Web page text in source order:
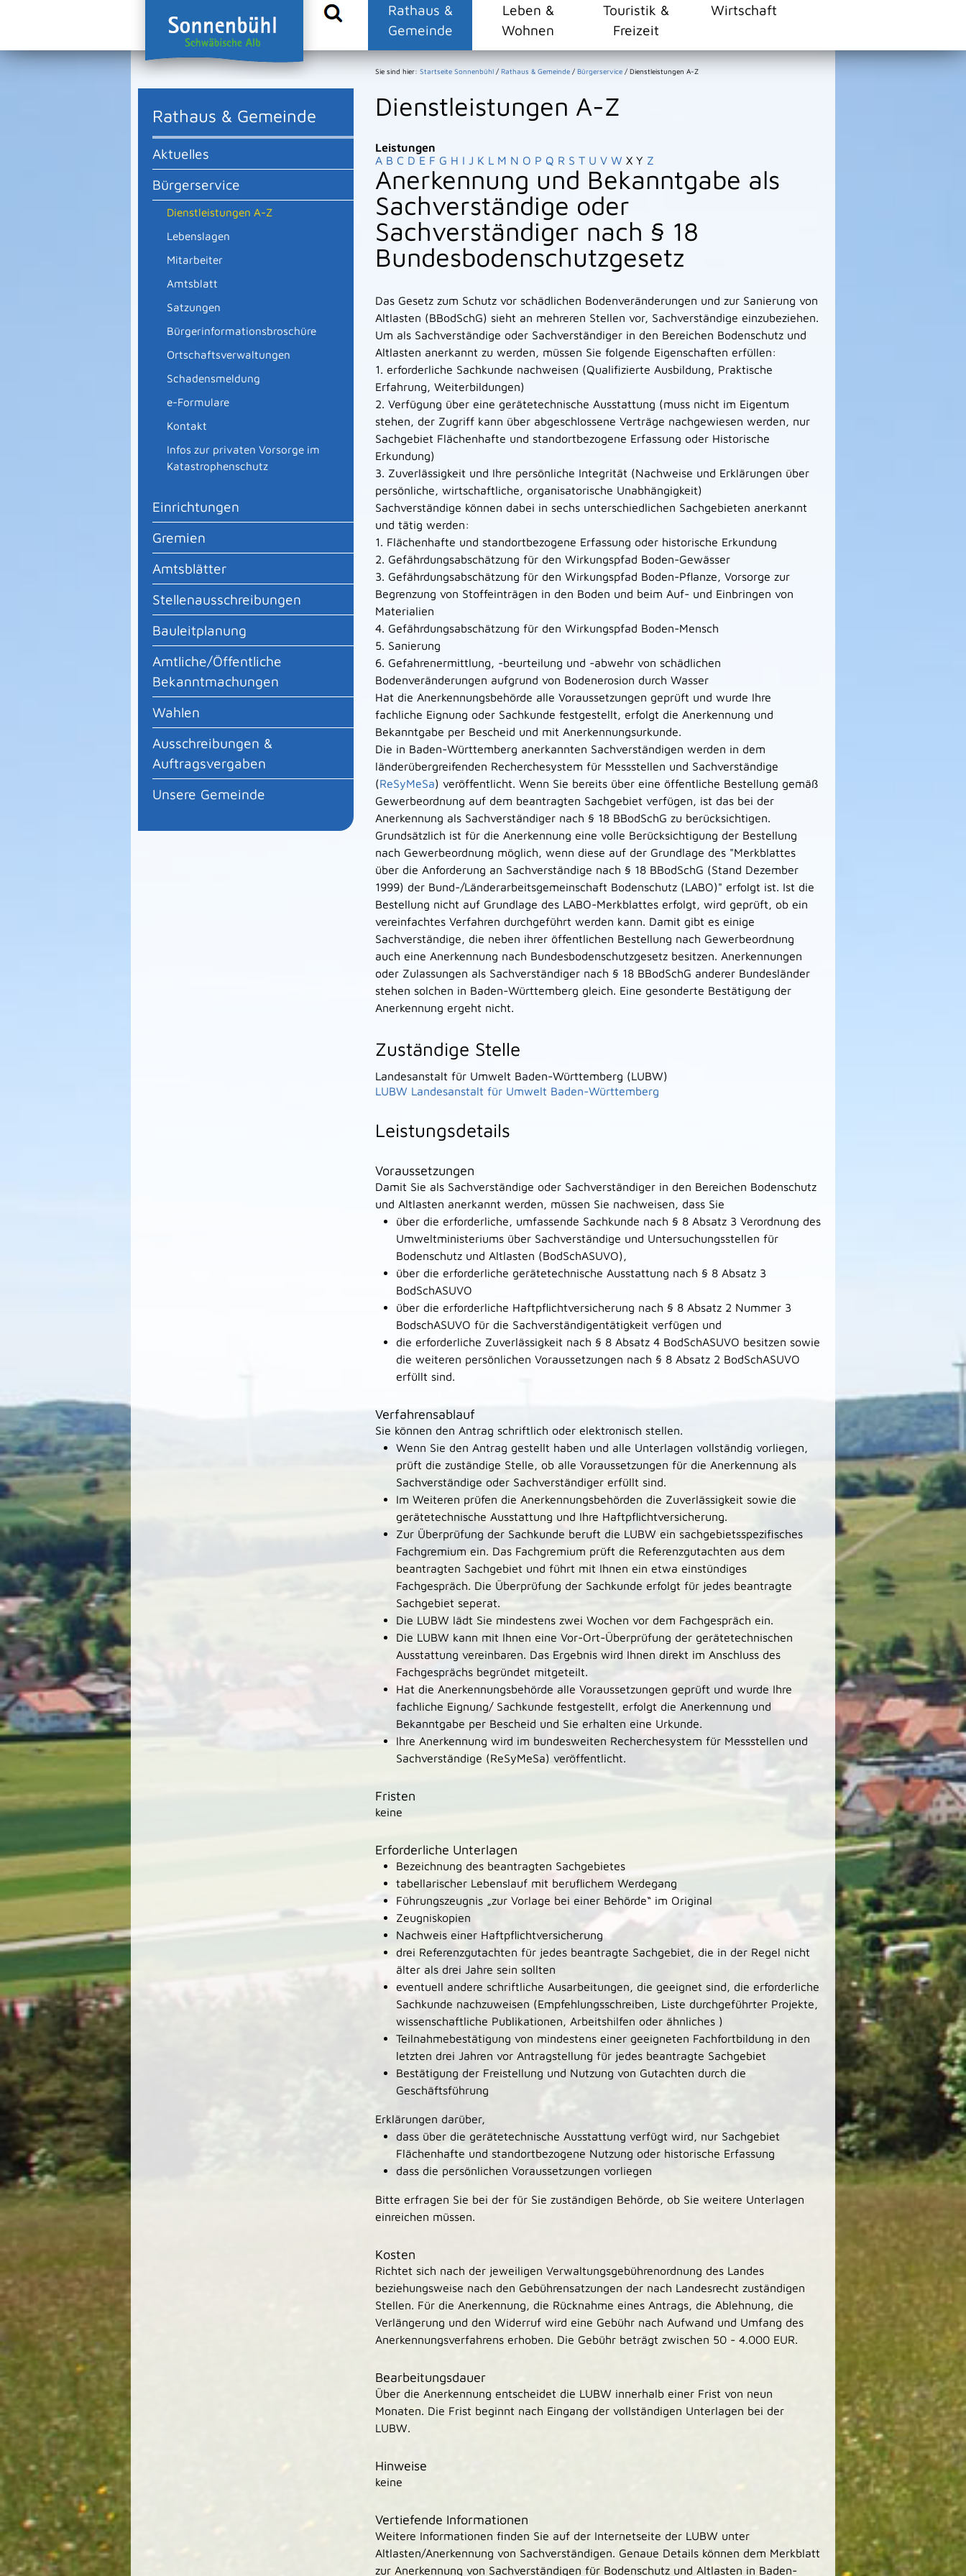
Rathaus &
Gemeinde
Leben &
Wohnen
Touristik &
Freizeit
Wirtschaft
Rathaus & Gemeinde
Aktuelles
Bürgerservice
Dienstleistungen A-Z
Lebenslagen
Mitarbeiter
Amtsblatt
Satzungen
Bürgerinformationsbroschüre
Ortschaftsverwaltungen
Schadensmeldung
e-Formulare
Kontakt
Infos zur privaten Vorsorge im
Katastrophenschutz
Einrichtungen
Gremien
Amtsblätter
Stellenausschreibungen
Bauleitplanung
Amtliche/Öffentliche
Bekanntmachungen
Wahlen
Ausschreibungen &
Auftragsvergaben
Unsere Gemeinde
Sie sind hier: Startseite Sonnenbühl / Rathaus & Gemeinde / Bürgerservice / Dienstleistungen A-Z
Dienstleistungen A-Z
Leistungen
A B C D E F G H I J K L M N O P Q R S T U V W X Y Z
Anerkennung und Bekanntgabe als
Sachverständige oder
Sachverständiger nach § 18
Bundesbodenschutzgesetz
Das Gesetz zum Schutz vor schädlichen Bodenveränderungen und zur Sanierung von
Altlasten (BBodSchG) sieht an mehreren Stellen vor, Sachverständige einzubeziehen.
Um als Sachverständige oder Sachverständiger in den Bereichen Bodenschutz und
Altlasten anerkannt zu werden, müssen Sie folgende Eigenschaften erfüllen:
1. erforderliche Sachkunde nachweisen (Qualifizierte Ausbildung, Praktische
Erfahrung, Weiterbildungen)
2. Verfügung über eine gerätetechnische Ausstattung (muss nicht im Eigentum
stehen, der Zugriff kann über abgeschlossene Verträge nachgewiesen werden, nur
Sachgebiet Flächenhafte und standortbezogene Erfassung oder Historische
Erkundung)
3. Zuverlässigkeit und Ihre persönliche Integrität (Nachweise und Erklärungen über
persönliche, wirtschaftliche, organisatorische Unabhängigkeit)
Sachverständige können dabei in sechs unterschiedlichen Sachgebieten anerkannt
und tätig werden:
1. Flächenhafte und standortbezogene Erfassung oder historische Erkundung
2. Gefährdungsabschätzung für den Wirkungspfad Boden-Gewässer
3. Gefährdungsabschätzung für den Wirkungspfad Boden-Pflanze, Vorsorge zur
Begrenzung von Stoffeinträgen in den Boden und beim Auf- und Einbringen von
Materialien
4. Gefährdungsabschätzung für den Wirkungspfad Boden-Mensch
5. Sanierung
6. Gefahrenermittlung, -beurteilung und -abwehr von schädlichen
Bodenveränderungen aufgrund von Bodenerosion durch Wasser
Hat die Anerkennungsbehörde alle Voraussetzungen geprüft und wurde Ihre
fachliche Eignung oder Sachkunde festgestellt, erfolgt die Anerkennung und
Bekanntgabe per Bescheid und mit Anerkennungsurkunde.
Die in Baden-Württemberg anerkannten Sachverständigen werden in dem
länderübergreifenden Recherchesystem für Messstellen und Sachverständige
(ReSyMeSa) veröffentlicht. Wenn Sie bereits über eine öffentliche Bestellung gemäß
Gewerbeordnung auf dem beantragten Sachgebiet verfügen, ist das bei der
Anerkennung als Sachverständiger nach § 18 BBodSchG zu berücksichtigen.
Grundsätzlich ist für die Anerkennung eine volle Berücksichtigung der Bestellung
nach Gewerbeordnung möglich, wenn diese auf der Grundlage des "Merkblattes
über die Anforderung an Sachverständige nach § 18 BBodSchG (Stand Dezember
1999) der Bund-/Länderarbeitsgemeinschaft Bodenschutz (LABO)" erfolgt ist. Ist die
Bestellung nicht auf Grundlage des LABO-Merkblattes erfolgt, wird geprüft, ob ein
vereinfachtes Verfahren durchgeführt werden kann. Damit gibt es einige
Sachverständige, die neben ihrer öffentlichen Bestellung nach Gewerbeordnung
auch eine Anerkennung nach Bundesbodenschutzgesetz besitzen. Anerkennungen
oder Zulassungen als Sachverständiger nach § 18 BBodSchG anderer Bundesländer
stehen solchen in Baden-Württemberg gleich. Eine gesonderte Bestätigung der
Anerkennung ergeht nicht.
Zuständige Stelle
Landesanstalt für Umwelt Baden-Württemberg (LUBW)
LUBW Landesanstalt für Umwelt Baden-Württemberg
Leistungsdetails
Voraussetzungen
Damit Sie als Sachverständige oder Sachverständiger in den Bereichen Bodenschutz
und Altlasten anerkannt werden, müssen Sie nachweisen, dass Sie
über die erforderliche, umfassende Sachkunde nach § 8 Absatz 3 Verordnung des
Umweltministeriums über Sachverständige und Untersuchungsstellen für
Bodenschutz und Altlasten (BodSchASUVO),
über die erforderliche gerätetechnische Ausstattung nach § 8 Absatz 3
BodSchASUVO
über die erforderliche Haftpflichtversicherung nach § 8 Absatz 2 Nummer 3
BodschASUVO für die Sachverständigentätigkeit verfügen und
die erforderliche Zuverlässigkeit nach § 8 Absatz 4 BodSchASUVO besitzen sowie
die weiteren persönlichen Voraussetzungen nach § 8 Absatz 2 BodSchASUVO
erfüllt sind.
Verfahrensablauf
Sie können den Antrag schriftlich oder elektronisch stellen.
Wenn Sie den Antrag gestellt haben und alle Unterlagen vollständig vorliegen,
prüft die zuständige Stelle, ob alle Voraussetzungen für die Anerkennung als
Sachverständige oder Sachverständiger erfüllt sind.
Im Weiteren prüfen die Anerkennungsbehörden die Zuverlässigkeit sowie die
gerätetechnische Ausstattung und Ihre Haftpflichtversicherung.
Zur Überprüfung der Sachkunde beruft die LUBW ein sachgebietsspezifisches
Fachgremium ein. Das Fachgremium prüft die Referenzgutachten aus dem
beantragten Sachgebiet und führt mit Ihnen ein etwa einstündiges
Fachgespräch. Die Überprüfung der Sachkunde erfolgt für jedes beantragte
Sachgebiet seperat.
Die LUBW lädt Sie mindestens zwei Wochen vor dem Fachgespräch ein.
Die LUBW kann mit Ihnen eine Vor-Ort-Überprüfung der gerätetechnischen
Ausstattung vereinbaren. Das Ergebnis wird Ihnen direkt im Anschluss des
Fachgesprächs begründet mitgeteilt.
Hat die Anerkennungsbehörde alle Voraussetzungen geprüft und wurde Ihre
fachliche Eignung/ Sachkunde festgestellt, erfolgt die Anerkennung und
Bekanntgabe per Bescheid und Sie erhalten eine Urkunde.
Ihre Anerkennung wird im bundesweiten Recherchesystem für Messstellen und
Sachverständige (ReSyMeSa) veröffentlicht.
Fristen
keine
Erforderliche Unterlagen
Bezeichnung des beantragten Sachgebietes
tabellarischer Lebenslauf mit beruflichem Werdegang
Führungszeugnis „zur Vorlage bei einer Behörde“ im Original
Zeugniskopien
Nachweis einer Haftpflichtversicherung
drei Referenzgutachten für jedes beantragte Sachgebiet, die in der Regel nicht
älter als drei Jahre sein sollten
eventuell andere schriftliche Ausarbeitungen, die geeignet sind, die erforderliche
Sachkunde nachzuweisen (Empfehlungsschreiben, Liste durchgeführter Projekte,
wissenschaftliche Publikationen, Arbeitshilfen oder ähnliches )
Teilnahmebestätigung von mindestens einer geeigneten Fachfortbildung in den
letzten drei Jahren vor Antragstellung für jedes beantragte Sachgebiet
Bestätigung der Freistellung und Nutzung von Gutachten durch die
Geschäftsführung
Erklärungen darüber,
dass über die gerätetechnische Ausstattung verfügt wird, nur Sachgebiet
Flächenhafte und standortbezogene Nutzung oder historische Erfassung
dass die persönlichen Voraussetzungen vorliegen
Bitte erfragen Sie bei der für Sie zuständigen Behörde, ob Sie weitere Unterlagen
einreichen müssen.
Kosten
Richtet sich nach der jeweiligen Verwaltungsgebührenordnung des Landes
beziehungsweise nach den Gebührensatzungen der nach Landesrecht zuständigen
Stellen. Für die Anerkennung, die Rücknahme eines Antrags, die Ablehnung, die
Verlängerung und den Widerruf wird eine Gebühr nach Aufwand und Umfang des
Anerkennungsverfahrens erhoben. Die Gebühr beträgt zwischen 50 - 4.000 EUR.
Bearbeitungsdauer
Über die Anerkennung entscheidet die LUBW innerhalb einer Frist von neun
Monaten. Die Frist beginnt nach Eingang der vollständigen Unterlagen bei der
LUBW.
Hinweise
keine
Vertiefende Informationen
Weitere Informationen finden Sie auf der Internetseite der LUBW unter
Altlasten/Anerkennung von Sachverständigen. Genaue Details können dem Merkblatt
zur Anerkennung von Sachverständigen für Bodenschutz und Altlasten in Baden-